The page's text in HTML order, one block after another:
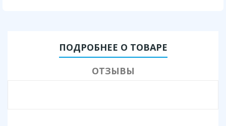
ПОДРОБНЕЕ О ТОВАРЕ
ОТЗЫВЫ